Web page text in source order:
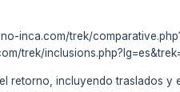
inca.com/trek/
trek/
retorno, incluyendo traslados y